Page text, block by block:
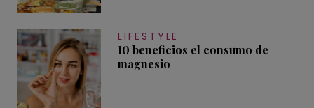
LIFESTYLE
10 beneficios el consumo de
magnesio